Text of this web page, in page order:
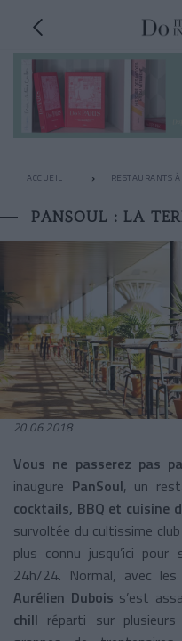
ACCUEIL RESTAURANTS
PANSOUL : LA
20.06.2018
Vous ne passerez pas
inaugure PanSoul, un
cocktails, BBQ et cuisine
survoltée du cultissime
plus connu jusqu’ici
24h/24. Normal, avec
Aurélien Dubois s’est
chill réparti sur